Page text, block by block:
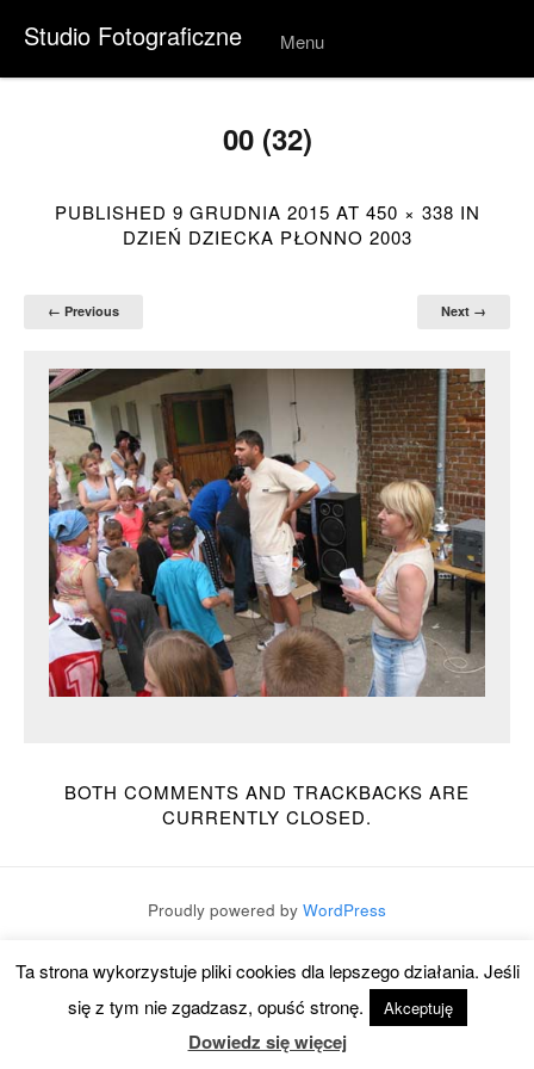
Studio Fotograficzne Menu
Skip to
00 (32)
PUBLISHED 9 GRUDNIA 2015 AT 450 × 338 IN
DZIEŃ DZIECKA PŁONNO 2003
← Previous Next →
BOTH COMMENTS AND TRACKBACKS ARE
CURRENTLY CLOSED.
Proudly powered by WordPress
Ta strona wykorzystuje pliki cookies dla lepszego działania. Jeśli
się z tym nie zgadzasz, opuść stronę.
Akceptuję
Dowiedz się więcej